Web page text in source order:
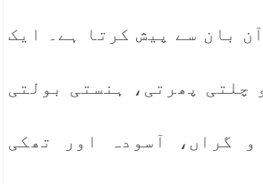
بان سے پیش کرتا ہے۔ ایک
چلتی پھرتی، ہنستی بولتی
و گراں، آسودہ اور تھکی